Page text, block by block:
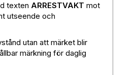
texten ARRESTVAKT mot
utseende och
utan att märket blir
märkning för daglig